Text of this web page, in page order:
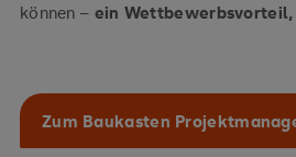
können – ein
Zum Baukasten